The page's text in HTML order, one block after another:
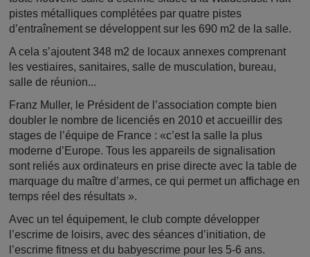
pistes métalliques complétées par quatre pistes
d’entraînement se développent sur les 690 m2 de la salle.
A cela s’ajoutent 348 m2 de locaux annexes comprenant
les vestiaires, sanitaires, salle de musculation, bureau,
salle de réunion...
Franz Muller, le Président de l’association compte bien
doubler le nombre de licenciés en 2010 et accueillir des
stages de l’équipe de France : «c’est la salle la plus
moderne d’Europe. Tous les appareils de signalisation
sont reliés aux ordinateurs en prise directe avec la table de
marquage du maître d’armes, ce qui permet un affichage en
temps réel des résultats ».
Avec un tel équipement, le club compte développer
l’escrime de loisirs, avec des séances d’initiation, de
l’escrime fitness et du babyescrime pour les 5-6 ans.